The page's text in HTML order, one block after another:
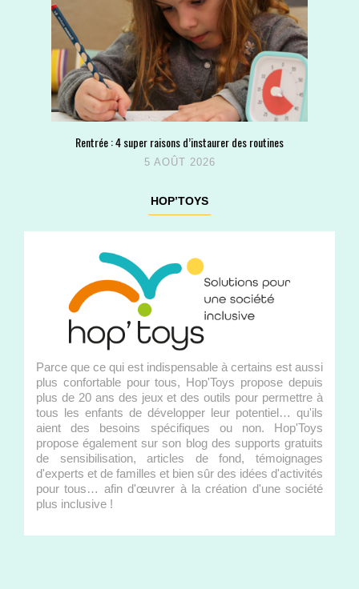
Rentrée : 4 super raisons d’instaurer des routines
5 AOÛT 2026
HOP’TOYS
Parce que ce qui est indispensable à certains est aussi
plus confortable pour tous, Hop'Toys propose depuis
plus de 20 ans des jeux et des outils pour permettre à
tous les enfants de développer leur potentiel… qu'ils
aient des besoins spécifiques ou non. Hop'Toys
propose également sur son blog des supports gratuits
de sensibilisation, articles de fond, témoignages
d'experts et de familles et bien sûr des idées d'activités
pour tous… afin d'œuvrer à la création d'une société
plus inclusive !